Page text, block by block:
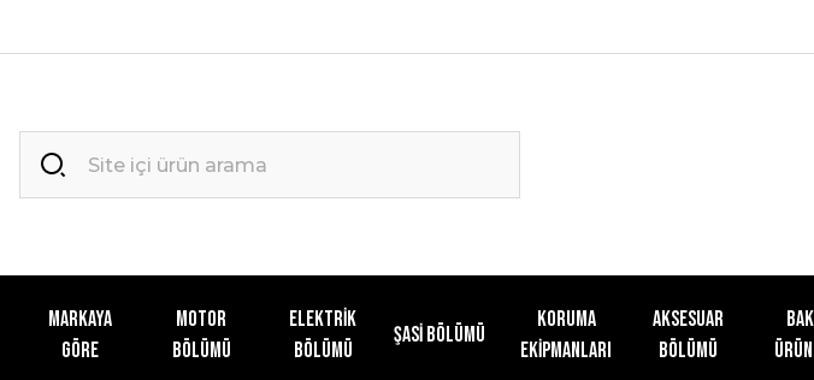
MARKAYA
GÖRE
MOTOR
BÖLÜMÜ
ELEKTRİK
BÖLÜMÜ
ŞASİ BÖLÜMÜ
KORUMA
EKİPMANLARI
AKSESUAR
BÖLÜMÜ